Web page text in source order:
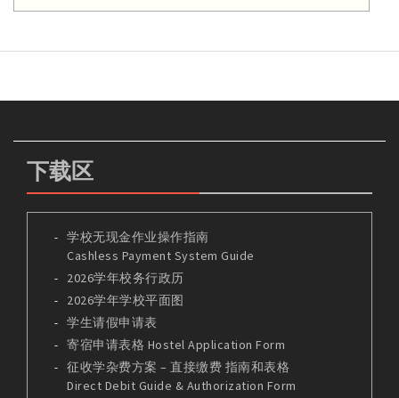
下载区
学校无现金作业操作指南
Cashless Payment System Guide
2026学年校务行政历
2026学年学校平面图
学生请假申请表
寄宿申请表格 Hostel Application Form
征收学杂费方案 – 直接缴费 指南和表格
Direct Debit Guide & Authorization Form